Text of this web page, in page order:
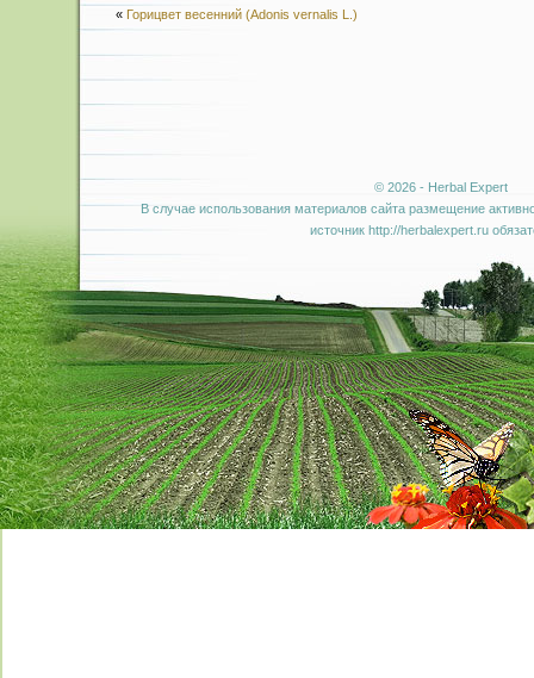
« Горицвет весенний (Adonis vernalis L.)
© 2026 - Herbal Expert
В случае использования материалов сайта размещение
источник http://herbalexpert.ru